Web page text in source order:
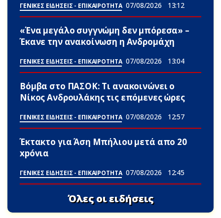
ΓΕΝΙΚΕΣ ΕΙΔΗΣΕΙΣ - ΕΠΙΚΑΙΡΟΤΗΤΑ 07/08/2026 13:12
«Ένα μεγάλο συγγνώμη δεν μπόρεσα» –
Έκανε την ανακοίνωση η Ανδρομάχη
ΓΕΝΙΚΕΣ ΕΙΔΗΣΕΙΣ - ΕΠΙΚΑΙΡΟΤΗΤΑ 07/08/2026 13:04
Βόμβα στο ΠΑΣΟΚ: Τι ανακοινώνει ο
Νίκος Ανδρουλάκης τις επόμενες ώρες
ΓΕΝΙΚΕΣ ΕΙΔΗΣΕΙΣ - ΕΠΙΚΑΙΡΟΤΗΤΑ 07/08/2026 12:57
Έκτακτο για Άση Μπήλιου μετά απο 20
xpóvια
ΓΕΝΙΚΕΣ ΕΙΔΗΣΕΙΣ - ΕΠΙΚΑΙΡΟΤΗΤΑ 07/08/2026 12:45
Όλες οι ειδήσεις